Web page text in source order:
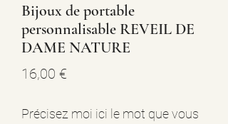
Bijoux de portable
personnalisable REVEIL DE
DAME NATURE
16,00 €
Précisez moi ici le mot que vous